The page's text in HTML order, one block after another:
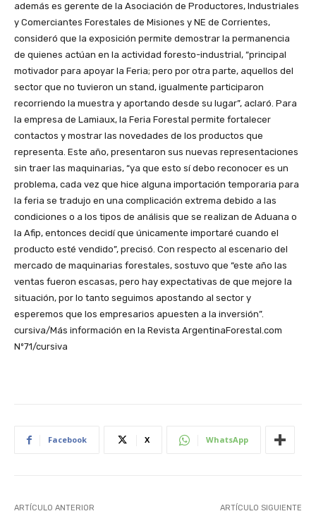
además es gerente de la Asociación de Productores, Industriales
y Comerciantes Forestales de Misiones y NE de Corrientes,
consideró que la exposición permite demostrar la permanencia
de quienes actúan en la actividad foresto-industrial, “principal
motivador para apoyar la Feria; pero por otra parte, aquellos del
sector que no tuvieron un stand, igualmente participaron
recorriendo la muestra y aportando desde su lugar”, aclaró. Para
la empresa de Lamiaux, la Feria Forestal permite fortalecer
contactos y mostrar las novedades de los productos que
representa. Este año, presentaron sus nuevas representaciones
sin traer las maquinarias, “ya que esto sí debo reconocer es un
problema, cada vez que hice alguna importación temporaria para
la feria se tradujo en una complicación extrema debido a las
condiciones o a los tipos de análisis que se realizan de Aduana o
la Afip, entonces decidí que únicamente importaré cuando el
producto esté vendido”, precisó. Con respecto al escenario del
mercado de maquinarias forestales, sostuvo que “este año las
ventas fueron escasas, pero hay expectativas de que mejore la
situación, por lo tanto seguimos apostando al sector y
esperemos que los empresarios apuesten a la inversión”.
cursiva/Más información en la Revista ArgentinaForestal.com
Nº71/cursiva
Facebook X WhatsApp
ARTÍCULO ANTERIOR ARTÍCULO SIGUIENTE